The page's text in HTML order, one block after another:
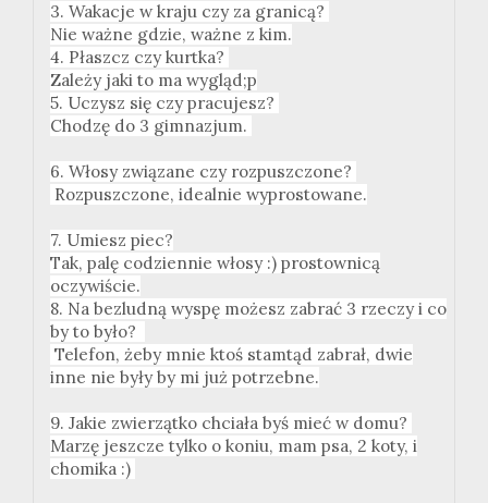
3. Wakacje w kraju czy za granicą?
Nie ważne gdzie, ważne z kim.
4. Płaszcz czy kurtka?
Zależy jaki to ma wygląd;p
5. Uczysz się czy pracujesz?
Chodzę do 3 gimnazjum.
6. Włosy związane czy rozpuszczone?
Rozpuszczone, idealnie wyprostowane.
7. Umiesz piec?
Tak, palę codziennie włosy :) prostownicą
oczywiście.
8. Na bezludną wyspę możesz zabrać 3 rzeczy i co
by to było?
Telefon, żeby mnie ktoś stamtąd zabrał, dwie
inne nie były by mi już potrzebne.
9. Jakie zwierzątko chciała byś mieć w domu?
Marzę jeszcze tylko o koniu, mam psa, 2 koty, i
chomika :)